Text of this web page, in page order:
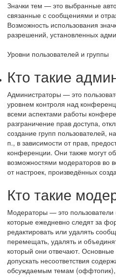
Значки тем — это выбранные
связанные с сообщениями и
Возможность использования
разрешений, установленных
Уровни пользователей и группы
Кто такие
Администраторы — это
уровнем контроля над
всеми аспектами работы
разграничение прав доступа,
создание групп пользователей,
п., в зависимости от прав,
конференции. Они также могут
возможностями модераторов во
от настроек, произведённых
Кто такие
Модераторы — это пользователи
которые ежедневно следят за
редактировать или удалять
перемещать, удалять и
который они отвечают.
допускать несоответствия
обсуждаемым темам (оффтопик),